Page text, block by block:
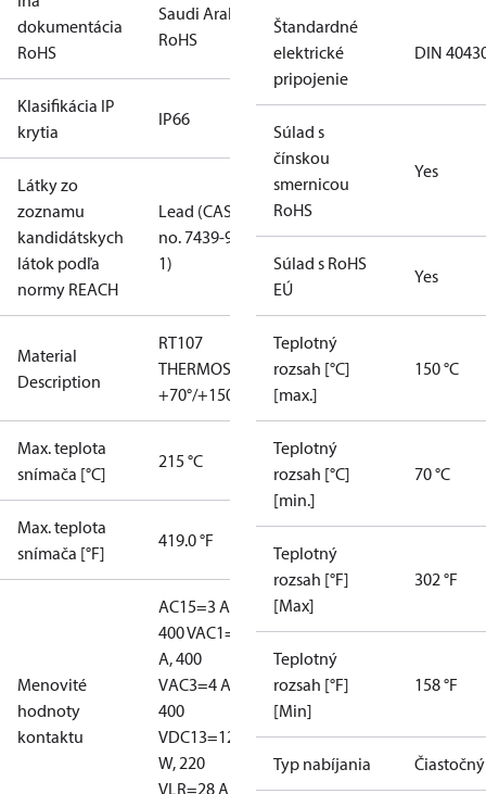
dokumentácia
RoHS
Saudi Arabia
RoHS
Klasifikácia IP
krytia
IP66
Látky zo
zoznamu
kandidátskych
látok podľa
normy REACH
Lead (CAS
no. 7439-92-
1)
Material
Description
RT107
THERMOSTAT
+70°/+150°
Max. teplota
snímača [°C]
215 °C
Max. teplota
snímača [°F]
419.0 °F
Menovité
hodnoty
kontaktu
AC15=3 A,
400 VAC1=10
A, 400
VAC3=4 A,
400
VDC13=12
W, 220
VLR=28 A,
Štandardné
elektrické
pripojenie
DIN
Súlad s
čínskou
smernicou
RoHS
Yes
Súlad s RoHS
EÚ
Yes
Teplotný
rozsah [°C]
[max.]
150 °C
Teplotný
rozsah [°C]
[min.]
70 °C
Teplotný
rozsah [°F]
[Max]
302 °F
Teplotný
rozsah [°F]
[Min]
158 °F
Typ nabíjania Čiastočný